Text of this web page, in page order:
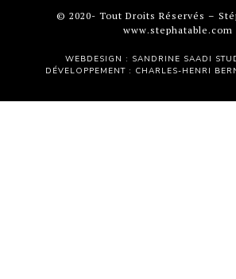
© 2020- Tout Droits Réservés –
www.stephatable.com
WEBDESIGN : SANDRINE SAADI
DÉVELOPPEMENT : CHARLES-HENRI